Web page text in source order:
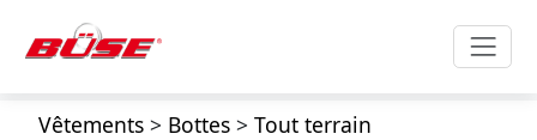
Vêtements> Bottes> Tout terrain